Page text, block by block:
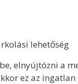
lehetőség
elnyújtózni a
ez az ingatlan